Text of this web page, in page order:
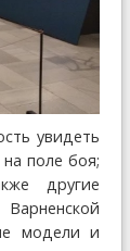
увидеть
поле боя;
другие
модели и